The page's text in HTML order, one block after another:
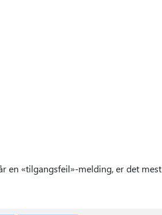
en «tilgangsfeil»-melding, er det mest